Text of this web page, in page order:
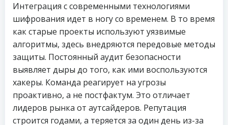
Интеграция с современными технологиями
шифрования идет в ногу со временем. В то время
как старые проекты используют уязвимые
алгоритмы, здесь внедряются передовые методы
защиты. Постоянный аудит безопасности
выявляет дыры до того, как ими воспользуются
хакеры. Команда реагирует на угрозы
проактивно, а не постфактум. Это отличает
лидеров рынка от аутсайдеров. Репутация
строится годами, а теряется за один день из-за